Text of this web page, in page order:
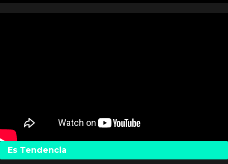
Es Tendencia